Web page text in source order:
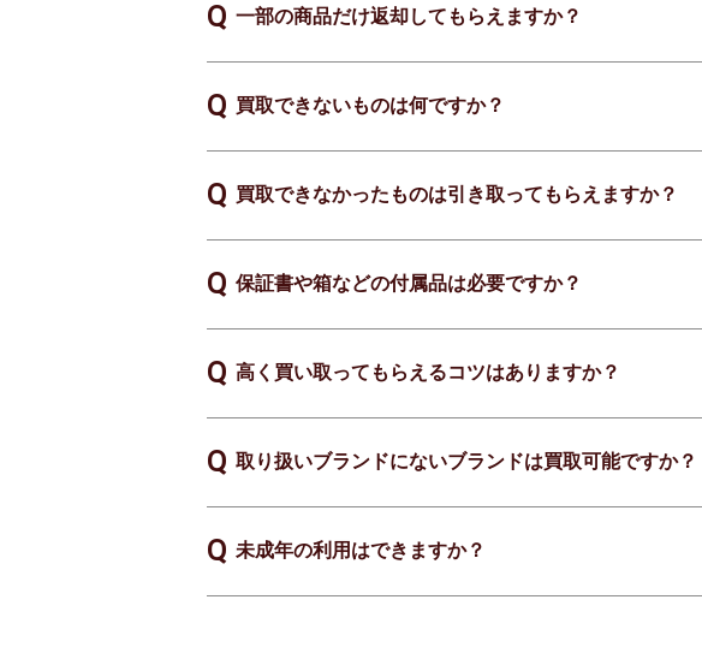
一部の商品だけ返却してもらえますか？
買取できないものは何ですか？
買取できなかったものは引き取ってもらえますか？
保証書や箱などの付属品は必要ですか？
高く買い取ってもらえるコツはありますか？
取り扱いブランドにないブランドは買取可能ですか？
未成年の利用はできますか？